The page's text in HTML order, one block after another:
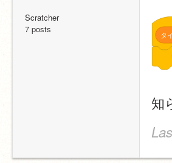
Scratcher
7 posts
タ
知